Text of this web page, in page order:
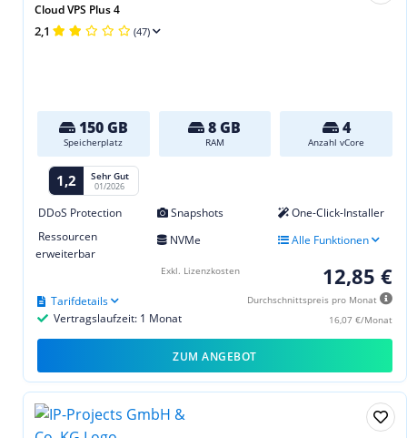
Cloud VPS Plus 4
2,1 (47)
150 GB
Speicherplatz
8 GB
RAM
4
Anzahl vCore
1,2 Sehr Gut
01/2026
DDoS Protection Snapshots
One-Click-Installer
Ressourcen
erweiterbar
NVMe Alle Funktionen
12,85 €
Durchschnittspreis pro Monat
16,07 €/Monat
Vertragslaufzeit: 1 Monat
Tarifdetails
Exkl. Lizenzkosten
ZUM ANGEBOT